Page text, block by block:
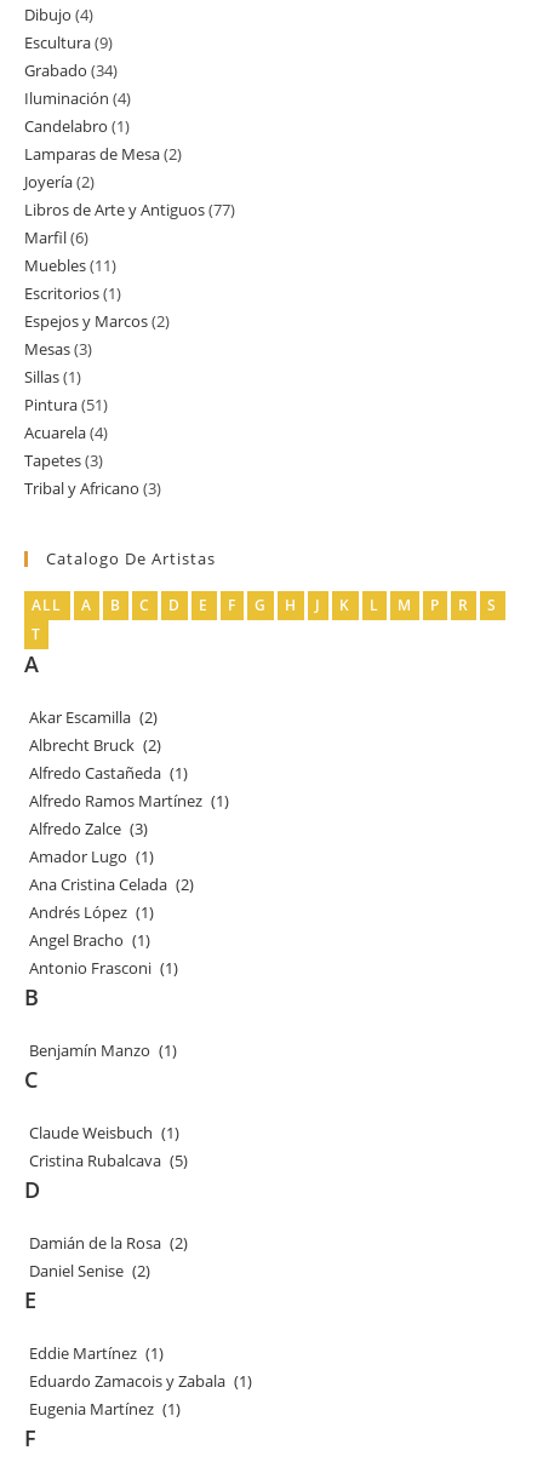
Dibujo 44
productos
Escultura 99
productos
Grabado 3434
productos
Iluminación 44
productos
Candelabro 11
producto
Lamparas de Mesa 22
Joyería 22
productos
Libros de Arte y Antiguos 7777
Marfil 66
productos
Muebles 1111
productos
Escritorios 11
producto
Espejos y Marcos 22
Mesas 33
Sillas 11
producto
Pintura 5151
productos
Acuarela 44
productos
Tapetes 33
productos
Tribal y Africano 33
Catalogo De Artistas
ALL A B C D E F G H J K L M P R
S
T
A
Akar Escamilla (2)
Albrecht Bruck (2)
Alfredo Castañeda (1)
Alfredo Ramos Martínez (1)
Alfredo Zalce (3)
Amador Lugo (1)
Ana Cristina Celada (2)
Andrés López (1)
Angel Bracho (1)
Antonio Frasconi (1)
B
Benjamín Manzo (1)
C
Claude Weisbuch (1)
Cristina Rubalcava (5)
D
Damián de la Rosa (2)
Daniel Senise (2)
E
Eddie Martínez (1)
Eduardo Zamacois y Zabala (1)
Eugenia Martínez (1)
F